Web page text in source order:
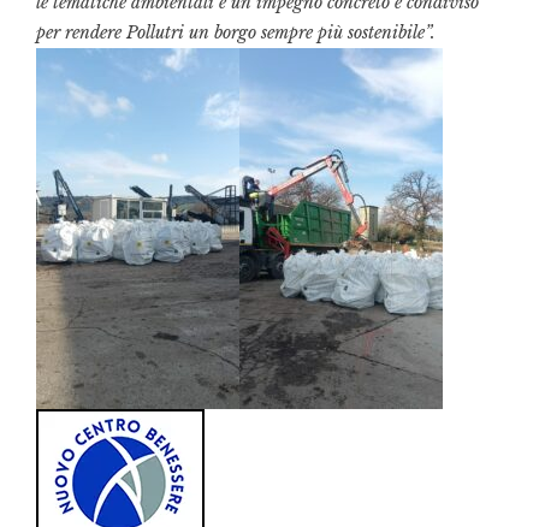
per rendere Pollutri un borgo sempre più sostenibile”.